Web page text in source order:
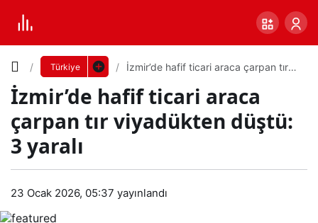
Türkiye
İzmir’de hafif ticari araca çarpan tır
İzmir’de hafif ticari araca
çarpan tır viyadükten düştü:
3 yaralı
23 Ocak 2026, 05:37 yayınlandı
İzmi
Yazı
Boyutunu
Ayarla
0 PAYLAŞ